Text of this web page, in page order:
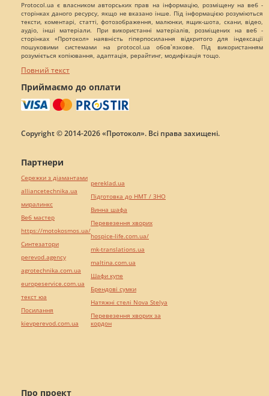
Protocol.ua є власником авторських прав на інформацію, розміщену на веб -
сторінках даного ресурсу, якщо не вказано інше. Під інформацією розуміються
тексти, коментарі, статті, фотозображення, малюнки, ящик-шота, скани, відео,
аудіо, інші матеріали. При використанні матеріалів, розміщених на веб -
сторінках «Протокол» наявність гіперпосилання відкритого для індексації
пошуковими системами на protocol.ua обов`язкове. Під використанням
розуміється копіювання, адаптація, рерайтинг, модифікація тощо.
Повний текст
Приймаємо до оплати
Copyright © 2014-2026 «Протокол». Всі права захищені.
Про проект
Партнери
Сережки з діамантами
alliancetechnika.ua
миралинкс
Веб мастер
https://motokosmos.ua/
Синтезатори
perevod.agency
agrotechnika.com.ua
europeservice.com.ua
текст юа
Посилання
kievperevod.com.ua
pereklad.ua
Підготовка до НМТ / ЗНО
Винна шафа
Перевезення хворих
hospice-life.com.ua/
mk-translations.ua
maltina.com.ua
Шафи купе
Брендові сумки
Натяжні стелі Nova Stelya
Перевезення хворих за
кордон